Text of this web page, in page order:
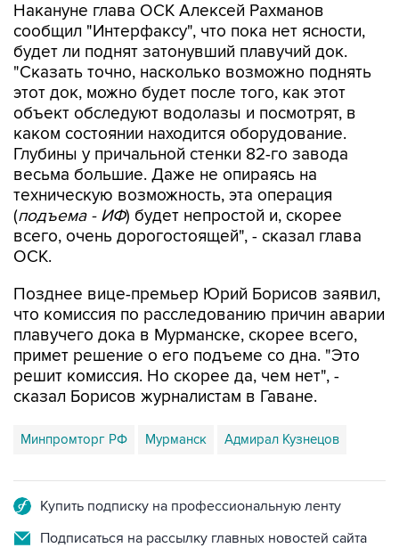
Накануне глава ОСК Алексей Рахманов
сообщил "Интерфаксу", что пока нет ясности,
будет ли поднят затонувший плавучий док.
"Сказать точно, насколько возможно поднять
этот док, можно будет после того, как этот
объект обследуют водолазы и посмотрят, в
каком состоянии находится оборудование.
Глубины у причальной стенки 82-го завода
весьма большие. Даже не опираясь на
техническую возможность, эта операция
(подъема - ИФ) будет непростой и, скорее
всего, очень дорогостоящей", - сказал глава
ОСК.
Позднее вице-премьер Юрий Борисов заявил,
что комиссия по расследованию причин аварии
плавучего дока в Мурманске, скорее всего,
примет решение о его подъеме со дна. "Это
решит комиссия. Но скорее да, чем нет", -
сказал Борисов журналистам в Гаване.
Минпромторг РФ Мурманск Адмирал Кузнецов
Купить подписку на профессиональную ленту
Подписаться на рассылку главных новостей сайта